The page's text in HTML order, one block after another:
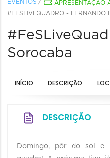
EVENTOS / APRESENTAÇÃO
#FESLIVEQUADRO - FERNANDO
Sorocaba
INÍCIO DESCRIÇÃO
DESCRIÇÃO
Domingo, pôr do sol e